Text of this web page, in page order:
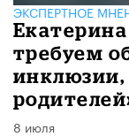
ЭКСПЕРТНОЕ
требуем
инклюзии,
8 июля